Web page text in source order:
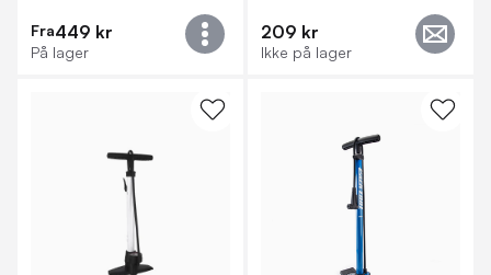
Fra449 kr
På lager
209 kr
Ikke på lager